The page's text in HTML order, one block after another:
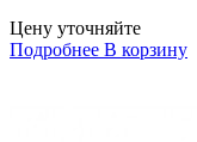
Цену уточняйте
Подробнее В корзину